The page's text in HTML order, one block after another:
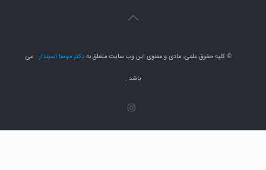
© کلیه حقوق علمی، مادی و معنوی این وب سایت متعلق بهدکتر مهسا اسپندار می
باشد .